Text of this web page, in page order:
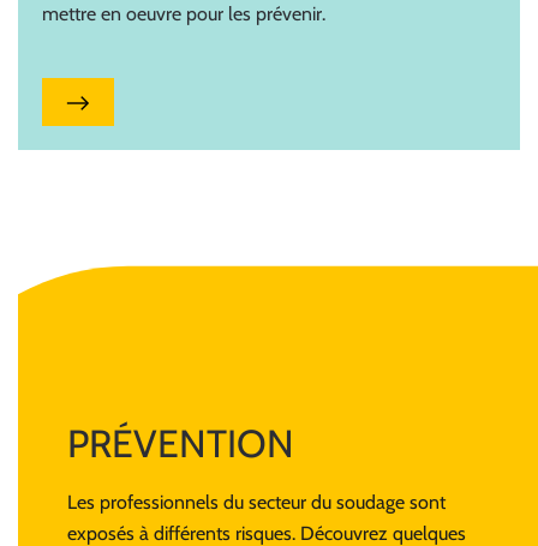
mettre en oeuvre pour les prévenir.
PRÉVENTION
Les professionnels du secteur du soudage sont
exposés à différents risques. Découvrez quelques